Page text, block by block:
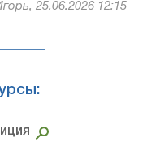
25.06.2026 12:15